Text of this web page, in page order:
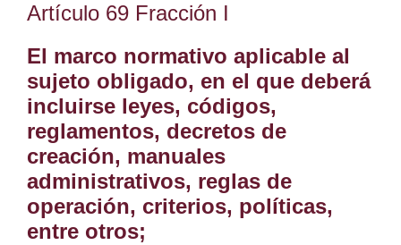
Artículo 69 Fracción I
El marco normativo aplicable al
sujeto obligado, en el que deberá
incluirse leyes, códigos,
reglamentos, decretos de
creación, manuales
administrativos, reglas de
operación, criterios, políticas,
entre otros;